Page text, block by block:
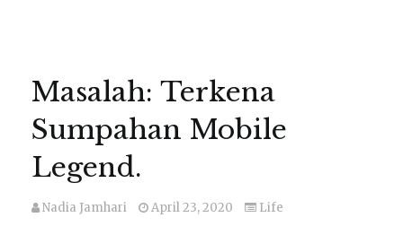
Masalah: Terkena
Sumpahan Mobile
Legend.
Nadia Jamhari April 23, 2020 Life